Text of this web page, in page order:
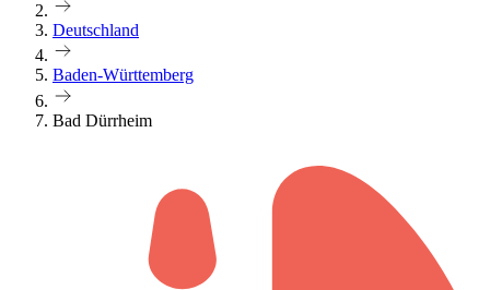
Deutschland
Baden-Württemberg
Bad Dürrheim